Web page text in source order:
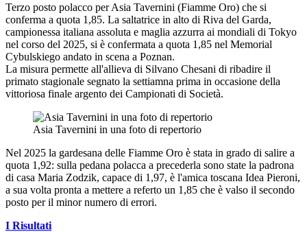
Terzo posto polacco per Asia Tavernini (Fiamme Oro) che si
conferma a quota 1,85. La saltatrice in alto di Riva del Garda,
campionessa italiana assoluta e maglia azzurra ai mondiali di Tokyo
nel corso del 2025, si è confermata a quota 1,85 nel Memorial
Cybulskiego andato in scena a Poznan.
La misura permette all'allieva di Silvano Chesani di ribadire il
primato stagionale segnato la settiamna prima in occasione della
vittoriosa finale argento dei Campionati di Società.
Asia Tavernini in una foto di repertorio
Nel 2025 la gardesana delle Fiamme Oro è stata in grado di salire a
quota 1,92: sulla pedana polacca a precederla sono state la padrona
di casa Maria Zodzik, capace di 1,97, è l'amica toscana Idea Pieroni,
a sua volta pronta a mettere a referto un 1,85 che è valso il secondo
posto per il minor numero di errori.
I Risultati